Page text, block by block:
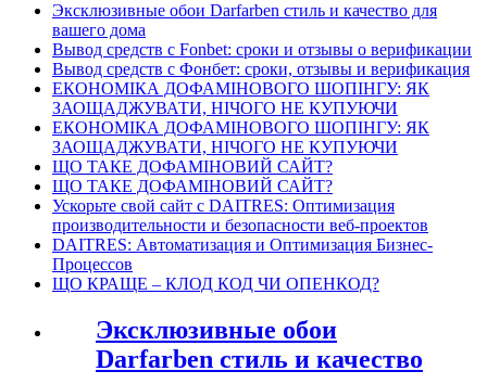
Эксклюзивные обои Darfarben стиль и качество для
вашего дома
Вывод средств с Fonbet: сроки и отзывы о верификации
Вывод средств с Фонбет: сроки, отзывы и верификация
ЕКОНОМІКА ДОФАМІНОВОГО ШОПІНГУ: ЯК
ЗАОЩАДЖУВАТИ, НІЧОГО НЕ КУПУЮЧИ
ЕКОНОМІКА ДОФАМІНОВОГО ШОПІНГУ: ЯК
ЗАОЩАДЖУВАТИ, НІЧОГО НЕ КУПУЮЧИ
ЩО ТАКЕ ДОФАМІНОВИЙ САЙТ?
ЩО ТАКЕ ДОФАМІНОВИЙ САЙТ?
Ускорьте свой сайт с DAITRES: Оптимизация
производительности и безопасности веб-проектов
DAITRES: Автоматизация и Оптимизация Бизнес-
Процессов
ЩО КРАЩЕ – КЛОД КОД ЧИ ОПЕНКОД?
Эксклюзивные обои
Darfarben стиль и качество